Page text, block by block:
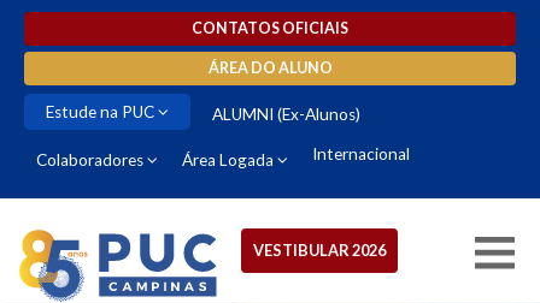
CONTATOS OFICIAIS
ÁREA DO ALUNO
Estude na PUC ALUMNI (Ex-Alunos)
Colaboradores Área Logada Internacional
VESTIBULAR 2026